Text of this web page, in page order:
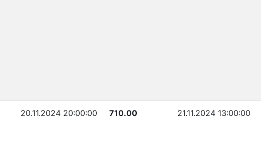
20.11.2024 20:00:00 710.00 21.11.2024 13:00:00